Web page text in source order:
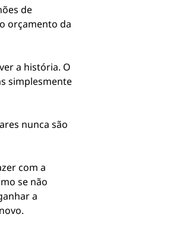
de
orçamento da
a história. O
simplesmente
nunca são
com a
se não
a